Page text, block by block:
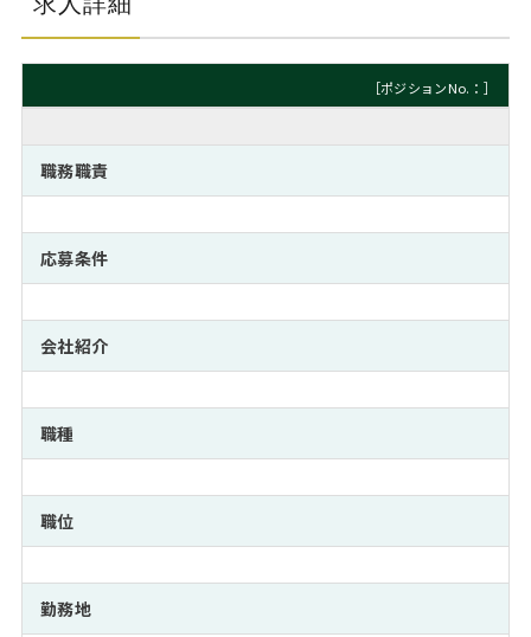
おわり
ステージ別アドバイス
MBA留学生数の推移
インターン受入企業一覧
MBAを生かす求人特集
年齢と年収の相関図
よくある面接Q&A集
外資系／面接攻略のコツ
転職成功への4つの鍵
キャリアに効く一冊
注目企業インタビュー
キャリアフォーラム
プロ経営者の特別セミナー
Career Talk Live
MBA NETWORKING
採用情報
パブリシティ
ニュースリリース
［ポジションNo.：］
職務職責
応募条件
会社紹介
職種
職位
勤務地